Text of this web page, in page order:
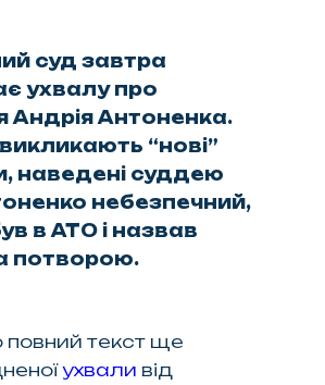
суд завтра
ухвалу про
Андрія Антоненка.
“нові”
наведені суддею
небезпечний,
в АТО і назвав
потворою.
повний текст ще
ухвали від